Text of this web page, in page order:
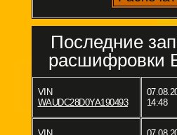
Последние
расшифровки
VIN
WAUDC28D0YA190493
14:48